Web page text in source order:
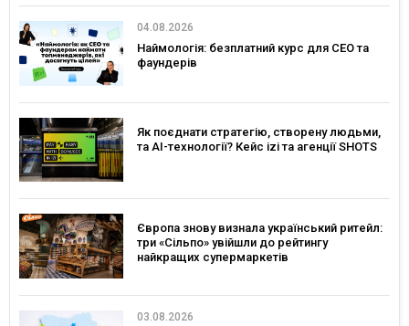
04.08.2026
Наймологія: безплатний курс для CEO та
фаундерів
Як поєднати стратегію, створену людьми,
та AI-технології? Кейс izi та агенції SHOTS
Європа знову визнала український ритейл:
три «Сільпо» увійшли до рейтингу
найкращих супермаркетів
03.08.2026